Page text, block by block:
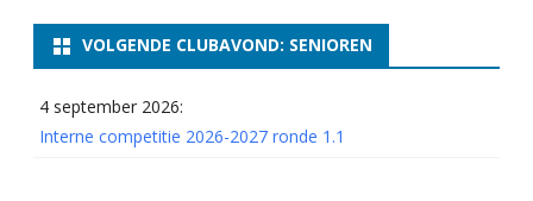
VOLGENDE CLUBAVOND: SENIOREN
4 september 2026:
Interne competitie 2026-2027 ronde 1.1